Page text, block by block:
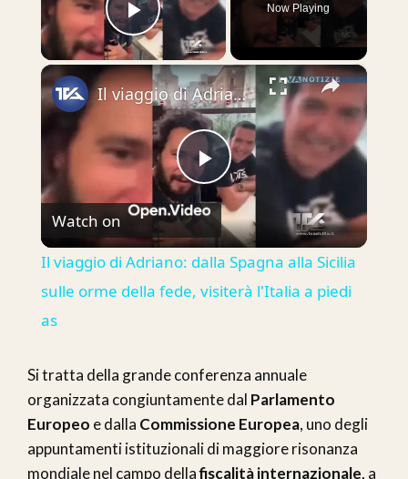
Play Video
Now Playing
×
Play
Video
Il viaggio di Adriano: dalla Spagna alla Sicilia sulle orme della fede, visiterà l'Italia a piedi as
Watch on
Il viaggio di Adriano: dalla Spagna alla Sicilia
sulle orme della fede, visiterà l'Italia a piedi
as
Si tratta della grande conferenza annuale
organizzata congiuntamente dal Parlamento
Europeo e dalla Commissione Europea, uno degli
appuntamenti istituzionali di maggiore risonanza
mondiale nel campo dellafiscalità internazionale, a